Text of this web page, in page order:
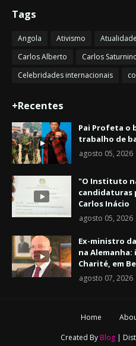
Tags
Angola Ativismo Atualidade
Carlos Alberto
Carlos
Celebridades internacionais
+Recentes
Pai Profeta o
trabalho de
agosto 05, 2026
"O Instituto
candidaturas
Carlos Inácio
agosto 05, 2026
Ex-ministro
na
Charité, em
agosto 07, 2026
Home
Created By Blog|